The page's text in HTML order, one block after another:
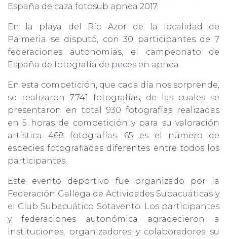
España de caza fotosub apnea 2017.
En la playa del Río Azor de la localidad de
Palmeria se disputó, con 30 participantes de 7
federaciones autonomías, el campeonato de
España de fotografía de peces en apnea.
En esta competición, que cada día nos sorprende,
se realizaron 7.741 fotografías, de las cuales se
presentaron en total 930 fotografías realizadas
en 5 horas de competición y para su valoración
artística 468 fotografías. 65 es el número de
especies fotografiadas diferentes entre todos los
participantes.
Este evento deportivo fue organizado por la
Federación Gallega de Actividades Subacuáticas y
el Club Subacuático Sotavento. Los participantes
y federaciones autonómica agradecieron a
instituciones, organizadores y colaboradores su